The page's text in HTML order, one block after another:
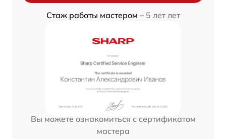
Стаж работы мастером – 5 лет лет
Вы можете ознакомиться с сертификатом
мастера